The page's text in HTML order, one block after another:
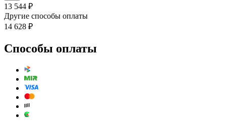
13 544 ₽
Другие способы оплаты
14 628 ₽
Способы оплаты